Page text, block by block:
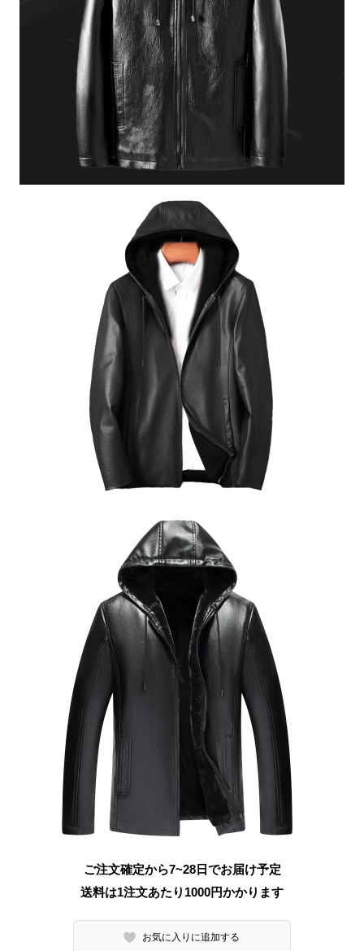
ご注文確定から7~28日でお届け予定
送料は1注文あたり 1000円かかります
お気に入りに追加する